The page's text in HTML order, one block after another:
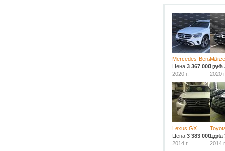
Mercedes-Benz G...
Цена 3 367 000 руб.
2020 г.
Цена
2020
Lexus GX
Цена 3 383 000 руб.
2014 г.
Цена
2014